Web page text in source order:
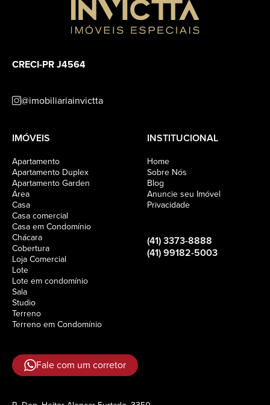
CRECI-PR J4564
@imobiliariainvictta
IMÓVEIS
Apartamento
Apartamento Duplex
Apartamento Garden
Área
Casa
Casa comercial
Casa em Condomínio
Chácara
Cobertura
Loja Comercial
Lote
Lote em condomínio
Sala
Studio
Terreno
Terreno em Condomínio
INSTITUCIONAL
Home
Sobre Nós
Blog
Anuncie seu Imóvel
Privacidade
(41) 3373-8888
(41) 99182-5003
Fale com um corretor